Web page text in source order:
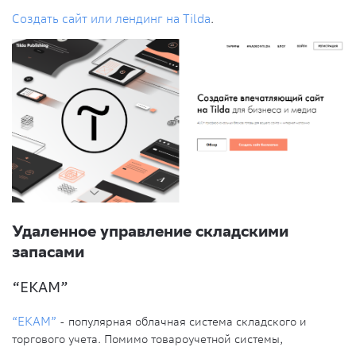
Создать сайт или лендинг на Tilda.
Удаленное управление складскими
запасами
“ЕКАМ”
“ЕКАМ” - популярная облачная система складского и
торгового учета. Помимо товароучетной системы,